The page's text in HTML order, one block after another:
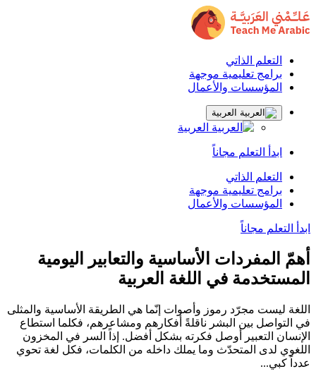
التعلم الذاتي
برامج تعليمية موجهة
المؤسسات والأعمال
العربية
العربية
ابدأ التعلم مجاناً
التعلم الذاتي
برامج تعليمية موجهة
المؤسسات والأعمال
ابدأ التعلم مجاناً
أهمّ المفردات الأساسية والتعابير اليومية
المستخدمة في اللغة العربية
اللغة ليست مجرّد رموز وأصوات إنّما هي الطريقة الأساسية والمثلى
في التواصل بين البشر ناقلةً أفكارهم ومشاعرهم، فكلما استطاع
الإنسان التعبير أوصل فكرته بشكل أفضل. إذاً السر في المخزون
اللغوي لدى المتحدّث وما يملك داخله من الكلمات، فكل لغة تحوي
عدداً كبي...